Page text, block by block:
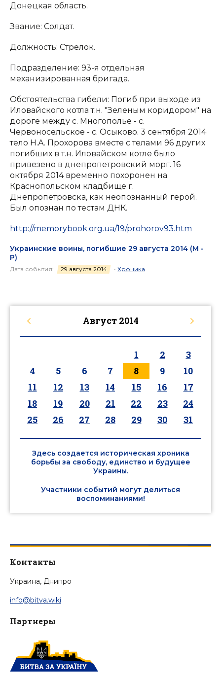
Донецкая область.
Звание: Солдат.
Должность: Стрелок.
Подразделение: 93-я отдельная
механизированная бригада.
Обстоятельства гибели: Погиб при выходе из
Иловайского котла т.н. "Зеленым коридором" на
дороге между с. Многополье - с.
Червоносельское - с. Осыково. 3 сентября 2014
тело Н.А. Прохорова вместе с телами 96 других
погибших в т.н. Иловайском котле было
привезено в днепропетровский морг. 16
октября 2014 временно похоронен на
Краснопольском кладбище г.
Днепропетровска, как неопознанный герой.
Был опознан по тестам ДНК.
http://memorybook.org.ua/19/prohorov93.htm
Украинские воины, погибшие 29 августа 2014 (М -
Р)
Дата события: 29 августа 2014 • Хроника
Август 2014
1 2
3
4
5 6 7 8 9
10
11
12 13 14 15 16
17
18
19 20 21 22 23
24
25
26 27 28 29 30 31
Здесь создается историческая хроника
борьбы за свободу, единство и будущее
Украины.
Участники событий могут делиться
воспоминаниями!
Контакты
Украина, Днипро
info@bitva.wiki
Партнеры